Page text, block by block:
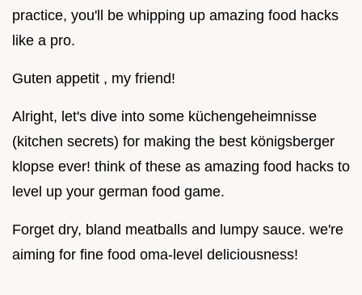
practice, you'll be whipping up amazing food hacks
like a pro.
Guten appetit , my friend!
Alright, let's dive into some küchengeheimnisse
(kitchen secrets) for making the best königsberger
klopse ever! think of these as amazing food hacks to
level up your german food game.
Forget dry, bland meatballs and lumpy sauce. we're
aiming for fine food oma-level deliciousness!